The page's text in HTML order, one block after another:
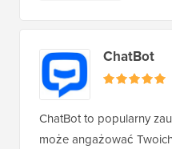
ChatBot
ChatBot to popularny
może angażować